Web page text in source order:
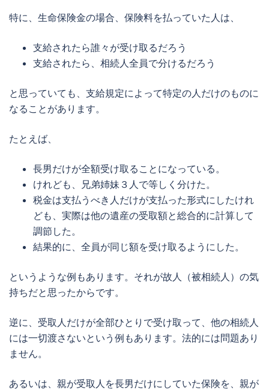
特に、生命保険金の場合、保険料を払っていた人は、
支給されたら誰々が受け取るだろう
支給されたら、相続人全員で分けるだろう
と思っていても、支給規定によって特定の人だけのものに
なることがあります。
たとえば、
長男だけが全額受け取ることになっている。
けれども、兄弟姉妹３人で等しく分けた。
税金は支払うべき人だけが支払った形式にしたけれ
ども、実際は他の遺産の受取額と総合的に計算して
調節した。
結果的に、全員が同じ額を受け取るようにした。
というような例もあります。それが故人（被相続人）の気
持ちだと思ったからです。
逆に、受取人だけが全部ひとりで受け取って、他の相続人
には一切渡さないという例もあります。法的には問題あり
ません。
あるいは、親が受取人を長男だけにしていた保険を、親が